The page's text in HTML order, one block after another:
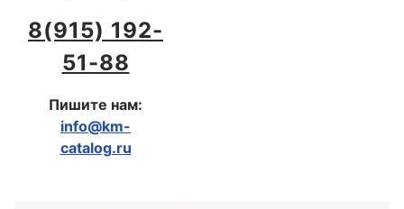
8(915) 192-
51-88
Пишите нам:
info@km-
catalog.ru